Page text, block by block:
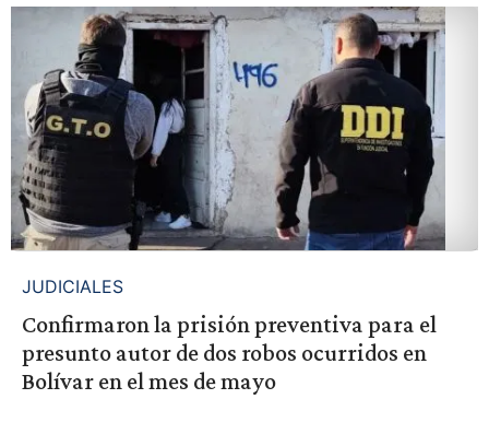
JUDICIALES
Confirmaron la prisión preventiva para el
presunto autor de dos robos ocurridos en
Bolívar en el mes de mayo